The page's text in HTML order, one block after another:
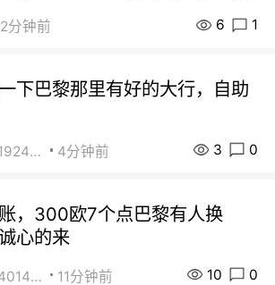
2分钟前 6 1
下巴黎那里有好的大行，自助
街友31924072 4分钟前 3 0
，300欧7个点巴黎有人换
心的来
街友84014588 11分钟前 10 0